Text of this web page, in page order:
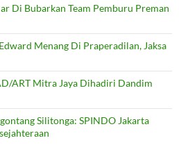
Di Bubarkan Team Pemburu Preman
Menang Di Praperadilan, Jaksa
ART Mitra Jaya Dihadiri Dandim
Silitonga: SPINDO Jakarta